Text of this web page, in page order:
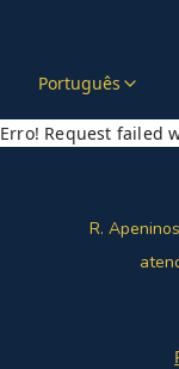
Português
Erro! Request failed
R.